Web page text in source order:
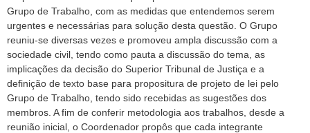
Grupo de Trabalho, com as medidas que entendemos serem
urgentes e necessárias para solução desta questão. O Grupo
reuniu-se diversas vezes e promoveu ampla discussão com a
sociedade civil, tendo como pauta a discussão do tema, as
implicações da decisão do Superior Tribunal de Justiça e a
definição de texto base para propositura de projeto de lei pelo
Grupo de Trabalho, tendo sido recebidas as sugestões dos
membros. A fim de conferir metodologia aos trabalhos, desde a
reunião inicial, o Coordenador propôs que cada integrante